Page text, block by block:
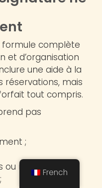
formule complète
et d’organisation
une aide à la
réservations, mais
tout compris.
pas
;
monuments ;
French